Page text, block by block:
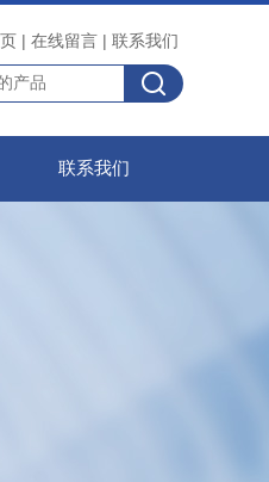
| 在线留言 | 联系我们
联系我们